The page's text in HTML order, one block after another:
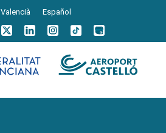
Valencià Español